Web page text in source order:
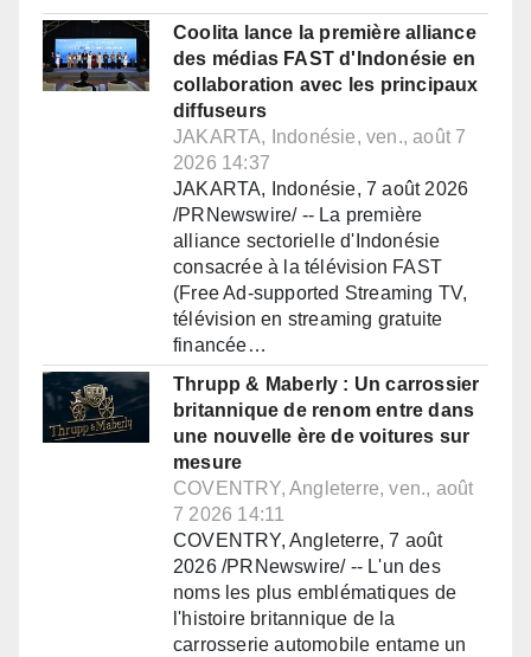
Coolita lance la première alliance
des médias FAST d'Indonésie en
collaboration avec les principaux
diffuseurs
JAKARTA, Indonésie, ven., août 7
2026 14:37
JAKARTA, Indonésie, 7 août 2026
/PRNewswire/ -- La première
alliance sectorielle d'Indonésie
consacrée à la télévision FAST
(Free Ad-supported Streaming TV,
télévision en streaming gratuite
financée…
Thrupp & Maberly : Un carrossier
britannique de renom entre dans
une nouvelle ère de voitures sur
mesure
COVENTRY, Angleterre, ven., août
7 2026 14:11
COVENTRY, Angleterre, 7 août
2026 /PRNewswire/ -- L'un des
noms les plus emblématiques de
l'histoire britannique de la
carrosserie automobile entame un